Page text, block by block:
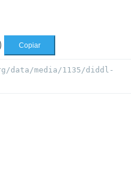
Copiar